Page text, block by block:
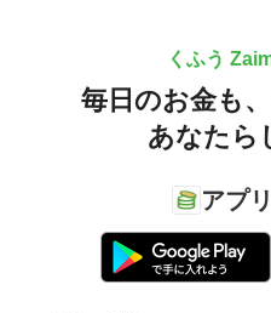
くふう
毎日のお金も、
あなたら
アプ